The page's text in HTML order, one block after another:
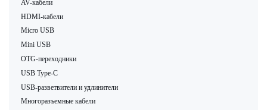
AV-кабели
HDMI-кабели
Micro USB
Mini USB
OTG-переходники
USB Type-C
USB-разветвители и удлинители
Многоразъемные кабели